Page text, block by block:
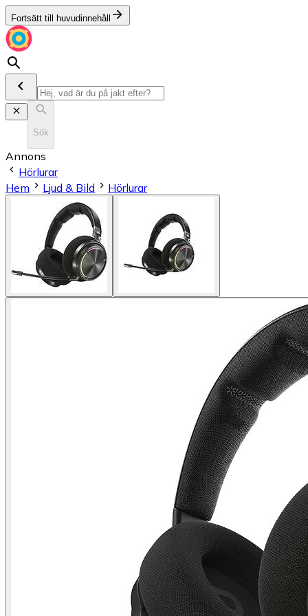
Fortsätt till huvudinnehåll
Sök
Annons
Hörlurar
Hem
Ljud & Bild Hörlurar